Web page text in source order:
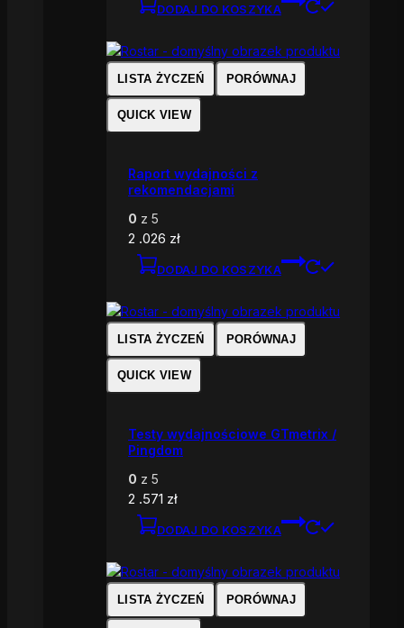
DODAJ DO KOSZYKA
LISTA ŻYCZEŃ PORÓWNAJ
QUICK VIEW
Raport wydajności z
rekomendacjami
0 z 5
2 .026 zł
DODAJ DO KOSZYKA
LISTA ŻYCZEŃ PORÓWNAJ
QUICK VIEW
Testy wydajnościowe GTmetrix /
Pingdom
0 z 5
2 .571 zł
DODAJ DO KOSZYKA
LISTA ŻYCZEŃ PORÓWNAJ